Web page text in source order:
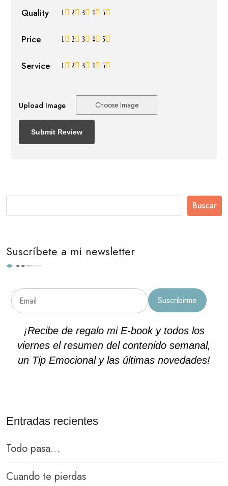
Quality 5
4
3
2
1
Price 5
4
3
2
1
Service 5
4
3
2
1
Upload Image Choose Image
Buscar
Suscríbete a mi newsletter
¡Recibe de regalo mi E-book y todos los
viernes el resumen del contenido semanal,
un Tip Emocional y las últimas novedades!
Entradas recientes
Todo pasa…
Cuando te pierdas